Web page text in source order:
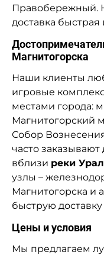
Правобережный.
доставка
Магнитогорска
Наши клиенты
игровые
местами города:
Магнитогорский
Собор
часто заказывают
вблизи реки Урал
узлы –
Магнитогорска и
быструю
Цены и условия
Мы предлагаем